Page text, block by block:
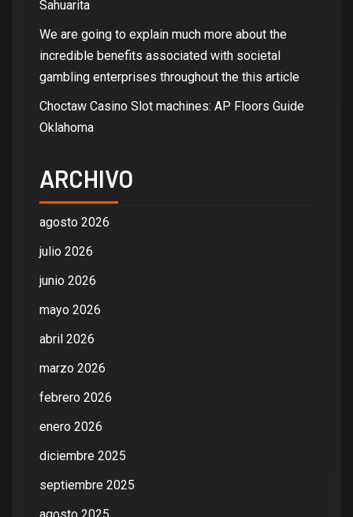
Sahuarita
We are going to explain much more about the
incredible benefits associated with societal
gambling enterprises throughout the this article
Choctaw Casino Slot machines: AP Floors Guide
Oklahoma
ARCHIVO
agosto 2026
julio 2026
junio 2026
mayo 2026
abril 2026
marzo 2026
febrero 2026
enero 2026
diciembre 2025
septiembre 2025
agosto 2025